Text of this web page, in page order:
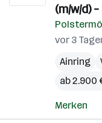
(m/w/d)
vor 3
Ainring
ab 2.900
Merken